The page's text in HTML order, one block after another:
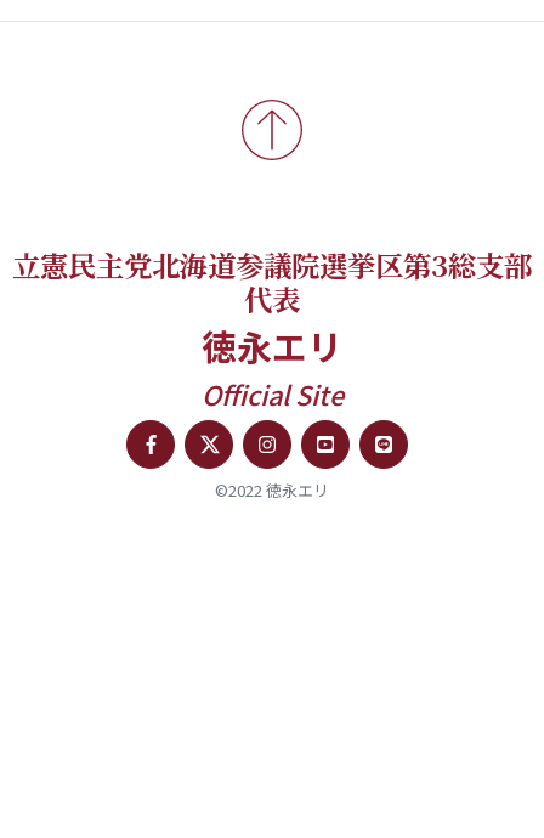
立憲民主党北海道参議院選挙区第3総支部
代表
徳永エリ
Official Site
©2022 徳永エリ